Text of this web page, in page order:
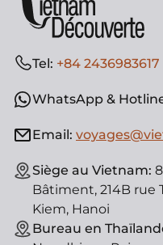
Tel: +84 2436983617
WhatsApp &
Email:
Siège au Vietnam:
Bâtiment, 214B rue
Kiem, Hanoi
Bureau en